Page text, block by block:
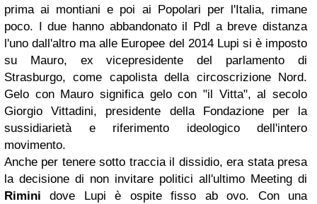
prima ai montiani e poi ai Popolari per l'Italia, rimane
poco. I due hanno abbandonato il Pdl a breve distanza
l'uno dall'altro ma alle Europee del 2014 Lupi si è imposto
su Mauro, ex vicepresidente del parlamento di
Strasburgo, come capolista della circoscrizione Nord.
Gelo con Mauro significa gelo con "il Vitta", al secolo
Giorgio Vittadini, presidente della Fondazione per la
sussidiarietà e riferimento ideologico dell'intero
movimento.
Anche per tenere sotto traccia il dissidio, era stata presa
la decisione di non invitare politici all'ultimo Meeting di
Rimini dove Lupi è ospite fisso ab ovo. Con una